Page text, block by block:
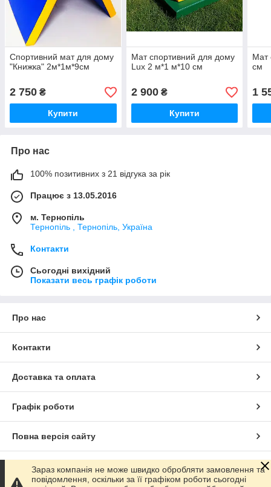
Спортивний мат для дому
"Книжка" 2м*1м*9см
2 750 ₴
Купити
Мат спортивний для дому
Lux 2 м*1 м*10 см
2 900₴
Купити
Мат
см
1
Про нас
100% позитивних з 21 відгука за рік
Працює з 13.05.2016
м. Тернопіль
Тернопіль , Тернопіль, Україна
Контакти
Сьогодні вихідний
Показати весь графік роботи
Про нас
Контакти
Доставка та оплата
Графік роботи
Повна версія сайту
Сайт створено на маркетплейсіProm.ua
Зараз компанія не може швидко обробляти замовлення та
повідомлення, оскільки за її графіком роботи сьогодні